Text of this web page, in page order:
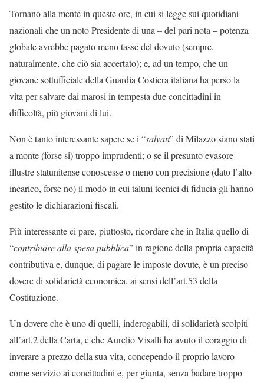
Tornano alla mente in queste ore, in cui si legge sui quotidiani
nazionali che un noto Presidente di una – del pari nota – potenza
globale avrebbe pagato meno tasse del dovuto (sempre,
naturalmente, che ciò sia accertato); e, ad un tempo, che un
giovane sottufficiale della Guardia Costiera italiana ha perso la
vita per salvare dai marosi in tempesta due concittadini in
difficoltà, più giovani di lui.
Non è tanto interessante sapere se i “salvati” di Milazzo siano stati
a monte (forse si) troppo imprudenti; o se il presunto evasore
illustre statunitense conoscesse o meno con precisione (dato l’alto
incarico, forse no) il modo in cui taluni tecnici di fiducia gli hanno
gestito le dichiarazioni fiscali.
Più interessante ci pare, piuttosto, ricordare che in Italia quello di
“contribuire alla spesa pubblica” in ragione della propria capacità
contributiva e, dunque, di pagare le imposte dovute, è un preciso
dovere di solidarietà economica, ai sensi dell’art.53 della
Costituzione.
Un dovere che è uno di quelli, inderogabili, di solidarietà scolpiti
all’art.2 della Carta, e che Aurelio Visalli ha avuto il coraggio di
inverare a prezzo della sua vita, concependo il proprio lavoro
come servizio ai concittadini e, per giunta, senza badare troppo